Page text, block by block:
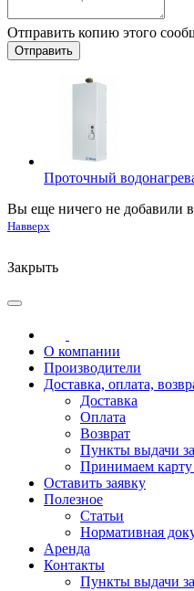
Отправить копию этого
Проточный
Вы еще ничего не добавили
Навверх
Закрыть
О компании
Производители
Доставка, оплата,
Доставка
Оплата
Возврат
Пункты выдачи
Принимаем
Оставить заявку
Полезное
Статьи
Нормативная
Аренда
Контакты
Пункты выдачи